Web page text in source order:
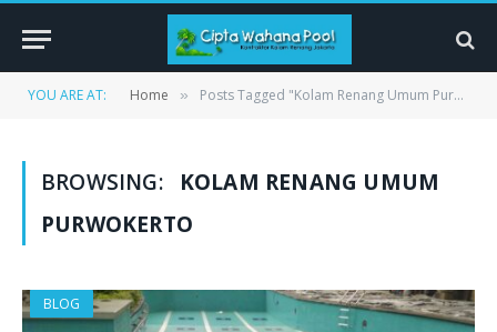
YOU ARE AT: Home » Posts Tagged "Kolam Renang Umum Purwokerto"
BROWSING:
KOLAM RENANG UMUM
PURWOKERTO
BLOG